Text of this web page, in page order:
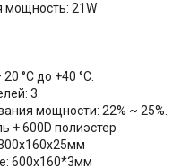
21W
°C до +40 °C.
3
мощности: 22% ~ 25%.
+ 600D полиэстер
600х160*3мм